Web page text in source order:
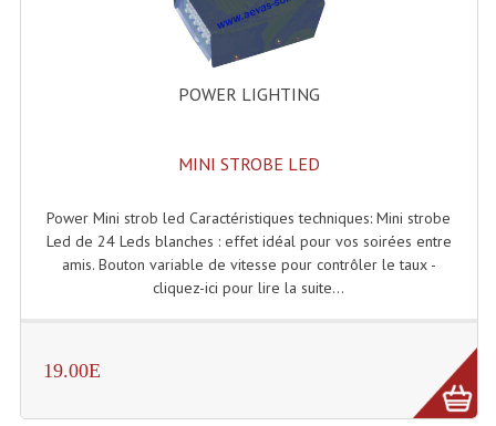
Packs Sono
Enceintes Passives Sono
Retours De Scène
Caisson De Basse Amplifié
POWER LIGHTING
MINI STROBE LED
Power Mini strob led Caractéristiques techniques: Mini strobe
Led de 24 Leds blanches : effet idéal pour vos soirées entre
amis. Bouton variable de vitesse pour contrôler le taux -
cliquez-ici pour lire la suite...
19.00E